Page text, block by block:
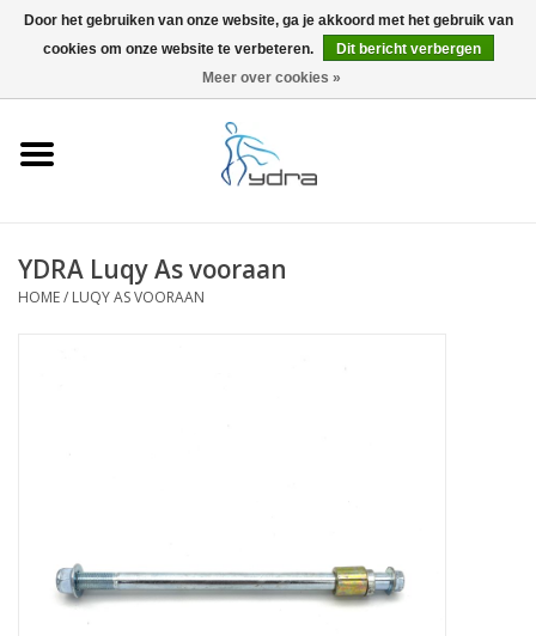
0 Artikelen - €0,00
YDRA Luqy As vooraan
HOME/ LUQY AS VOORAAN
Door het gebruiken van onze website, ga je akkoord met het gebruik van
cookies om onze website te verbeteren.
Dit bericht verbergen
Meer over cookies »